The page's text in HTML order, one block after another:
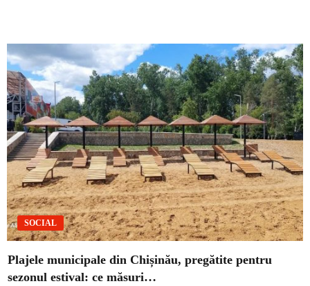
SOCIAL
Plajele municipale din Chișinău, pregătite pentru
sezonul estival: ce măsuri…